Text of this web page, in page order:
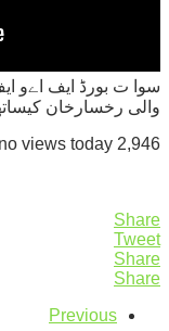
سوا ت بورڈ ایف اےو
والی رخسارخان
2,946 total views, no views today
Share
Tweet
Share
Share
Previous